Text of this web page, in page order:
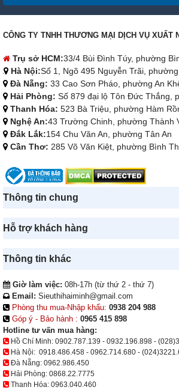
CÔNG TY TNHH THƯƠNG MẠI DỊCH VỤ XUẤT
Trụ sở HCM:33/4 Bùi Đình Túy, phường
Hà Nội:Số 1, Ngõ 495 Nguyễn Trãi,
Đà Nẵng: 33 Cao Sơn Pháo, phường An
Hải Phòng: Số 879 đại lộ Tôn Đức Thắng,
Thanh Hóa: 523 Bà Triệu, phường Hàm
Nghệ An:43 Trường Chinh, phường Thành
Đắk Lắk:154 Chu Văn An, phường Tân An
Cần Thơ: 285 Võ Văn Kiệt, phường Bình
Thông tin chung
Hỗ trợ khách hàng
Thông tin khác
Giờ làm việc: 08h-17h (từ thứ 2 - thứ 7)
Email: Sieuthihaiminh@gmail.com
Phòng thu mua-Nhập khẩu: 0938 204 988
Góp ý - Bảo hành : 0965 415 898
Hotline tư vấn mua hàng:
Hồ Chí Minh: 0902.787.139 - 0932.196.898 -
Hà Nội: 0918.486.458 - 0962.714.680 -
Đà Nẵng: 0962.986.450
Hải Phòng: 0868.22.7775
Thanh Hóa: 0963.040.460